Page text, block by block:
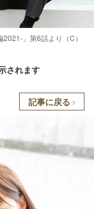
」第6話より（C）
されます
記事に戻る